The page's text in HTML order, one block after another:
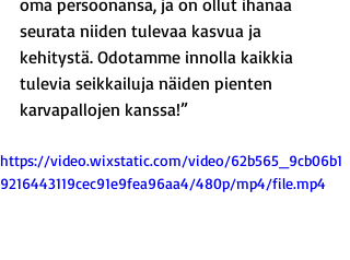
oma persoonansa, ja on ollut ihanaa
seurata niiden tulevaa kasvua ja
kehitystä. Odotamme innolla kaikkia
tulevia seikkailuja näiden pienten
karvapallojen kanssa!”
https://video.wixstatic.com/video/62b565_9cb06b1
9216443119cec91e9fea96aa4/480p/mp4/file.mp4